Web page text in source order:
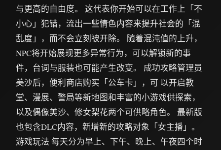
与更高的自由度。 这代表你开始可以在工作上「不
小心」犯错，流出一些情色内容来提升社会的「混
乱度」，而不会立刻被开除。 随着混沌值的上升，
NPC将开始展现更多异常行为，可以解锁新的事
件，台词与服装也可能产生改变。 成功攻略管理员
美沙后，便利商店购买「公车卡」，可 以开启教
堂、漫展、警局等新地图和丰富的小游戏供探索，
以及偶像美沙、修女梨花两个可供略角色。 最新版
也包含DLC内容，新增新的攻略对象「女主播」。
游戏玩法 每天分为早上、下午、晚上、午夜四个时